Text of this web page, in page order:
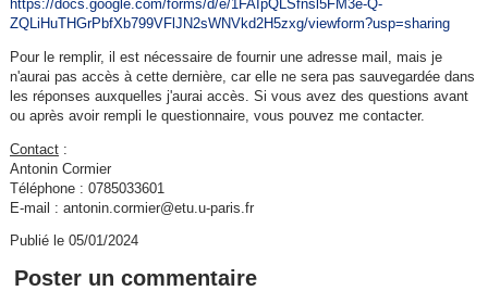
https://docs.google.com/forms/d/e/1FAIpQLSfnsl5FM3e-Q-
ZQLiHuTHGrPbfXb799VFlJN2sWNVkd2H5zxg/viewform?usp=sharing
Pour le remplir, il est nécessaire de fournir une adresse mail, mais je
n'aurai pas accès à cette dernière, car elle ne sera pas sauvegardée dans
les réponses auxquelles j'aurai accès. Si vous avez des questions avant
ou après avoir rempli le questionnaire, vous pouvez me contacter.
Contact:
Antonin Cormier
Téléphone : 0785033601
E-mail : antonin.cormier@etu.u-paris.fr
Publié le 05/01/2024
Poster un commentaire